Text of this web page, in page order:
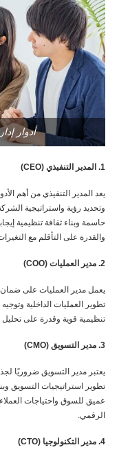
أدوار
1. المدير التنفيذي (CEO)
يعد المدير التنفيذي من أهم
وتحديد رؤية واستراتيجية
حاسمة وبناء ثقافة تنظيمية
والقدرة على التأقلم مع
2. مدير العمليات (COO)
يعمل مدير العمليات على
تطوير العمليات الداخلية
تنظيمية قوية وقدرة على تحليل
3. مدير التسويق (CMO)
يعتبر مدير التسويق ضروريًا
تطوير استراتيجيات التسويق
عميق للسوق واحتياجات
الرقمي.
4. مدير التكنولوجيا (CTO)